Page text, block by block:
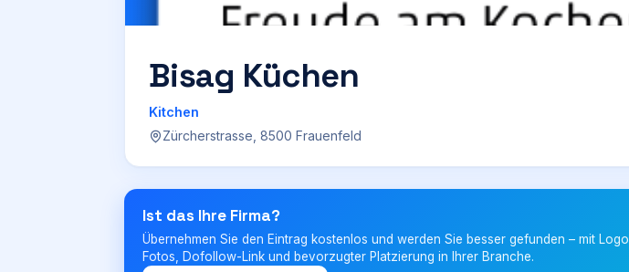
Bisag Küchen
Kitchen
Zürcherstrasse, 8500 Frauenfeld
Ist das Ihre Firma?
Übernehmen Sie den Eintrag kostenlos und werden Sie besser gefunden – mit Logo,
Fotos, Dofollow-Link und bevorzugter Platzierung in Ihrer Branche.